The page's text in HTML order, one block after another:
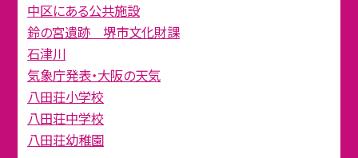
中区にある公共施設
鈴の宮遺跡 堺市文化財課
石津川
気象庁発表・大阪の天気
八田荘小学校
八田荘中学校
八田荘幼稚園